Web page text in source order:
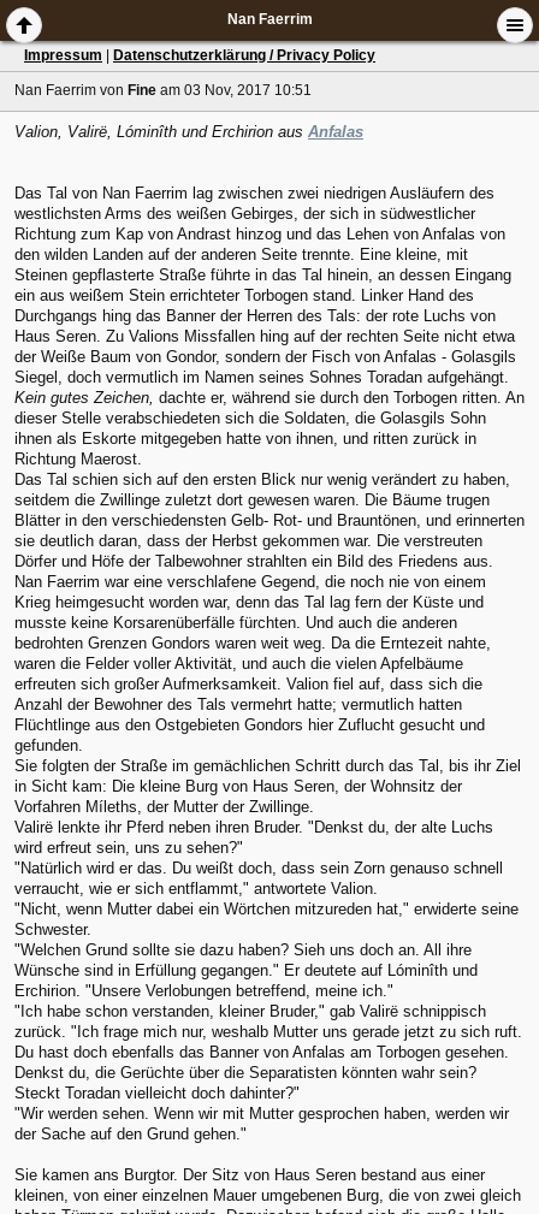
Nan Faerrim
Impressum Datenschutzerklärung / Privacy Policy
Nan Faerrim von Fine am 03 Nov, 2017 10:51
Valion, Valirë, Lóminîth und Erchirion aus Anfalas
Das Tal von Nan Faerrim lag zwischen zwei niedrigen Ausläufern des
westlichsten Arms des weißen Gebirges, der sich in südwestlicher
Richtung zum Kap von Andrast hinzog und das Lehen von Anfalas von
den wilden Landen auf der anderen Seite trennte. Eine kleine, mit
Steinen gepflasterte Straße führte in das Tal hinein, an dessen Eingang
ein aus weißem Stein errichteter Torbogen stand. Linker Hand des
Durchgangs hing das Banner der Herren des Tals: der rote Luchs von
Haus Seren. Zu Valions Missfallen hing auf der rechten Seite nicht etwa
der Weiße Baum von Gondor, sondern der Fisch von Anfalas - Golasgils
Siegel, doch vermutlich im Namen seines Sohnes Toradan aufgehängt.
Kein gutes Zeichen, dachte er, während sie durch den Torbogen ritten. An
dieser Stelle verabschiedeten sich die Soldaten, die Golasgils Sohn
ihnen als Eskorte mitgegeben hatte von ihnen, und ritten zurück in
Richtung Maerost.
Das Tal schien sich auf den ersten Blick nur wenig verändert zu haben,
seitdem die Zwillinge zuletzt dort gewesen waren. Die Bäume trugen
Blätter in den verschiedensten Gelb- Rot- und Brauntönen, und erinnerten
sie deutlich daran, dass der Herbst gekommen war. Die verstreuten
Dörfer und Höfe der Talbewohner strahlten ein Bild des Friedens aus.
Nan Faerrim war eine verschlafene Gegend, die noch nie von einem
Krieg heimgesucht worden war, denn das Tal lag fern der Küste und
musste keine Korsarenüberfälle fürchten. Und auch die anderen
bedrohten Grenzen Gondors waren weit weg. Da die Erntezeit nahte,
waren die Felder voller Aktivität, und auch die vielen Apfelbäume
erfreuten sich großer Aufmerksamkeit. Valion fiel auf, dass sich die
Anzahl der Bewohner des Tals vermehrt hatte; vermutlich hatten
Flüchtlinge aus den Ostgebieten Gondors hier Zuflucht gesucht und
gefunden.
Sie folgten der Straße im gemächlichen Schritt durch das Tal, bis ihr Ziel
in Sicht kam: Die kleine Burg von Haus Seren, der Wohnsitz der
Vorfahren Míleths, der Mutter der Zwillinge.
Valirë lenkte ihr Pferd neben ihren Bruder. "Denkst du, der alte Luchs
wird erfreut sein, uns zu sehen?"
"Natürlich wird er das. Du weißt doch, dass sein Zorn genauso schnell
verraucht, wie er sich entflammt," antwortete Valion.
"Nicht, wenn Mutter dabei ein Wörtchen mitzureden hat," erwiderte seine
Schwester.
"Welchen Grund sollte sie dazu haben? Sieh uns doch an. All ihre
Wünsche sind in Erfüllung gegangen." Er deutete auf Lóminîth und
Erchirion. "Unsere Verlobungen betreffend, meine ich."
"Ich habe schon verstanden, kleiner Bruder," gab Valirë schnippisch
zurück. "Ich frage mich nur, weshalb Mutter uns gerade jetzt zu sich ruft.
Du hast doch ebenfalls das Banner von Anfalas am Torbogen gesehen.
Denkst du, die Gerüchte über die Separatisten könnten wahr sein?
Steckt Toradan vielleicht doch dahinter?"
"Wir werden sehen. Wenn wir mit Mutter gesprochen haben, werden wir
der Sache auf den Grund gehen."
Sie kamen ans Burgtor. Der Sitz von Haus Seren bestand aus einer
kleinen, von einer einzelnen Mauer umgebenen Burg, die von zwei gleich